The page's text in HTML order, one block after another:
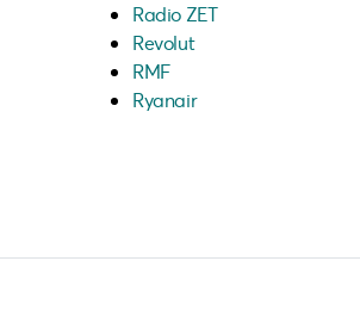
Radio ZET
Revolut
RMF
Ryanair